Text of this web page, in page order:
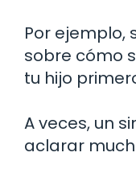
Por ejemplo,
sobre cómo
tu hijo
A veces, un
aclarar